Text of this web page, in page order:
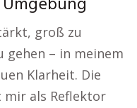
groß zu
gehen – in meinem
Klarheit. Die
mir als Reflektor